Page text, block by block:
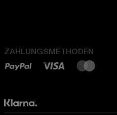
ZAHLUNGSMETHODEN